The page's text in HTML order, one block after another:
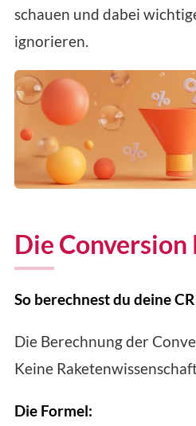
schauen und dabei
ignorieren.
Die Conversion
So berechnest du deine
Die Berechnung der
Keine
Die Formel: